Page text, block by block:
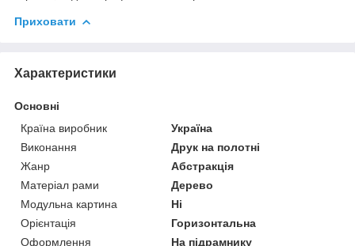
Приховати
Характеристики
Основні
Країна виробник
Україна
Виконання
Друк на полотні
Жанр
Абстракція
Матеріал рами
Дерево
Модульна картина
Ні
Орієнтація
Горизонтальна
Оформлення
На підрамнику